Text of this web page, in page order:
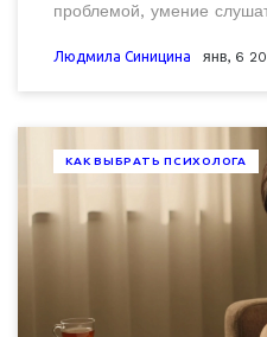
проблемой, умение
диагноз.
Людмила Синицина янв, 6
КАК ВЫБРАТЬ ПСИХОЛОГА